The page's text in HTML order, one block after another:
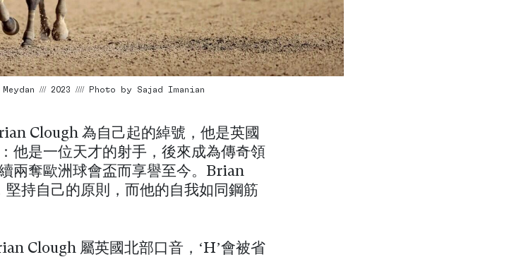
// Meydan /// 2023 //// Photo by Sajad Imanian
Clough 為自己起的綽號，他是英國
他是一位天才的射手，後來成為傳奇領
兩奪歐洲球會盃而享譽至今。Brian
持自己的原則，而他的自我如同鋼筋
Clough 屬英國北部口音，‘H’會被省